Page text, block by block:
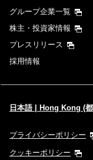
グループ企業一覧
株主・投資家情報
プレスリリース
採用情報
日本語 | Hong Kong (
プライバシーポリシー
クッキーポリシー